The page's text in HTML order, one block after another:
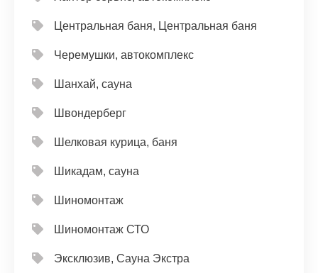
Центральная баня, Центральная баня
Черемушки, автокомплекс
Шанхай, сауна
Швондерберг
Шелковая курица, баня
Шикадам, сауна
Шиномонтаж
Шиномонтаж СТО
Эксклюзив, Сауна Экстра